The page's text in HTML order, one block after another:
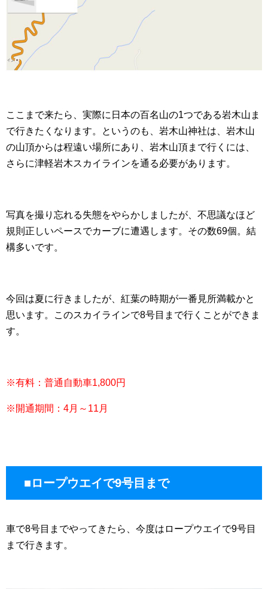
ここまで来たら、実際に日本の百名山の1つである岩木山ま
で行きたくなります。というのも、岩木山神社は、岩木山
の山頂からは程遠い場所にあり、岩木山頂まで行くには、
さらに津軽岩木スカイラインを通る必要があります。
写真を撮り忘れる失態をやらかしましたが、不思議なほど
規則正しいペースでカーブに遭遇します。その数69個。結
構多いです。
今回は夏に行きましたが、紅葉の時期が一番見所満載かと
思います。このスカイラインで8号目まで行くことができま
す。
※有料：普通自動車1,800円
※開通期間：4月～11月
■ロープウエイで9号目まで
車で8号目までやってきたら、今度はロープウエイで9号目
まで行きます。